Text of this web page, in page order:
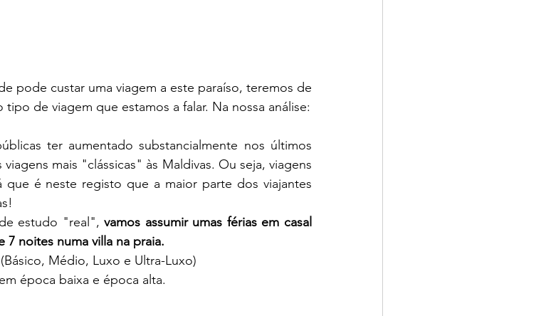
pode custar uma viagem a este paraíso, teremos de
de viagem que estamos a falar. Na nossa análise:
ter aumentado substancialmente nos últimos
mais "clássicas" às Maldivas. Ou seja, viagens
que é neste registo que a maior parte dos viajantes
de estudo "real", vamos assumir umas férias em casal
7 noites numa villa na praia.
Médio, Luxo e Ultra-Luxo)
época baixa e época alta.